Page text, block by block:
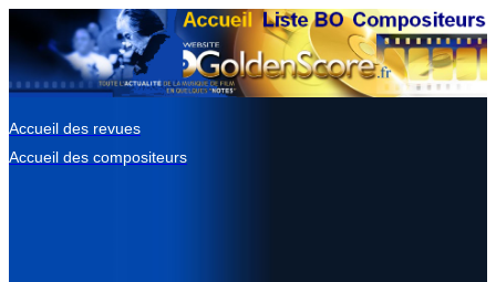
Accueil des revues
Accueil des compositeurs